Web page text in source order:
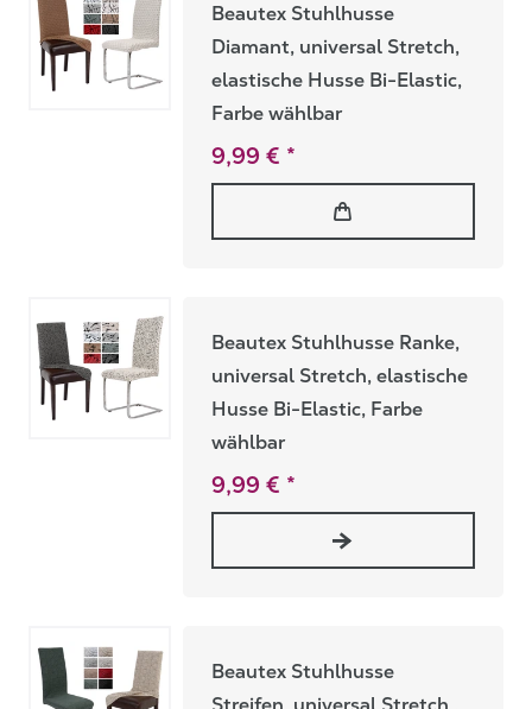
Beautex Stuhlhusse
Diamant, universal Stretch,
elastische Husse Bi-Elastic,
Farbe wählbar
9,99 € *
Beautex Stuhlhusse Ranke,
universal Stretch, elastische
Husse Bi-Elastic, Farbe
wählbar
9,99 € *
Beautex Stuhlhusse
Streifen, universal Stretch ,